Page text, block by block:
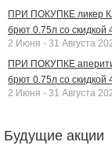
ПРИ ПОКУПКЕ ликер
брют 0.75л со скидкой
2 Июня - 31 Августа
ПРИ ПОКУПКЕ
брют 0.75л со скидкой
2 Июня - 31 Августа
Будущие акции